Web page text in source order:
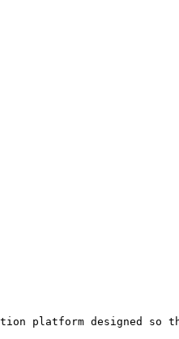
platform designed so